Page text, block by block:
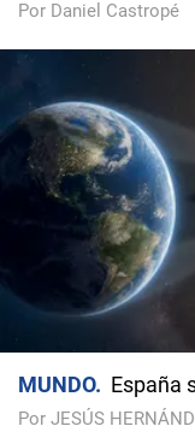
Por Daniel Castropé
MUNDO España
Por JESÚS